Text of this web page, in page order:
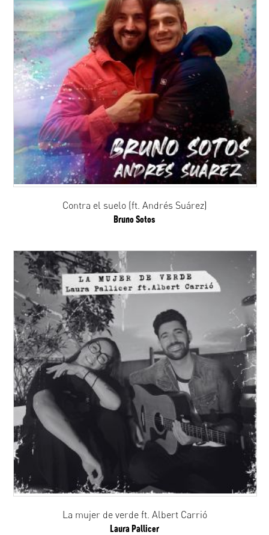
Contra el suelo (ft. Andrés Suárez)
Bruno Sotos
La mujer de verde ft. Albert Carrió
Laura Pallicer